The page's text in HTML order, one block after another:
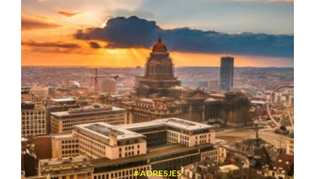
ADRESJES